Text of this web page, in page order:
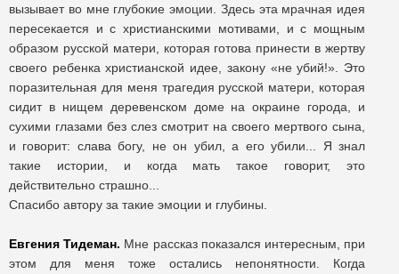
вызывает во мне глубокие эмоции. Здесь эта мрачная идея
пересекается и с христианскими мотивами, и с мощным
образом русской матери, которая готова принести в жертву
своего ребенка христианской идее, закону «не убий!». Это
поразительная для меня трагедия русской матери, которая
сидит в нищем деревенском доме на окраине города, и
сухими глазами без слез смотрит на своего мертвого сына,
и говорит: слава богу, не он убил, а его убили... Я знал
такие истории, и когда мать такое говорит, это
действительно страшно...
Спасибо автору за такие эмоции и глубины.
Евгения Тидеман. Мне рассказ показался интересным, при
этом для меня тоже остались непонятности. Когда